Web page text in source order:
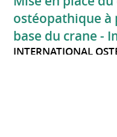
ostéopathique à
base du crane -
INTERNATIONAL